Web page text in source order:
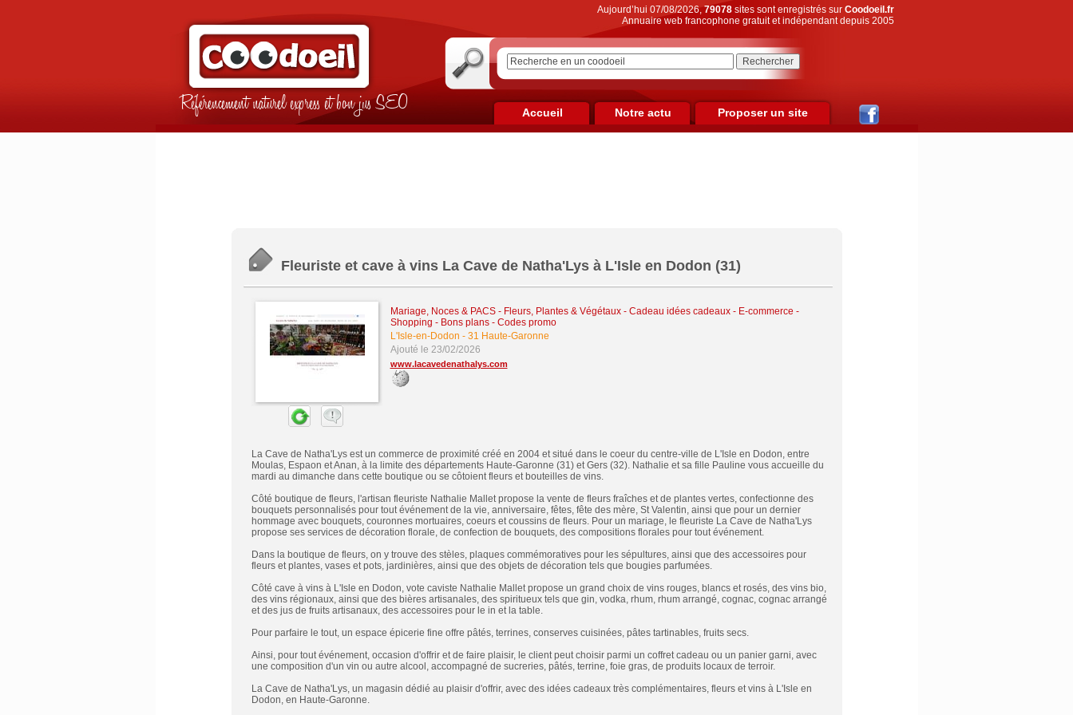
Référencement naturel express et bon jus SEO
Aujourd’hui 07/08/2026,79078sites sont enregistrés sur Coodoeil.fr
Annuaire web francophone gratuit et indépendant depuis 2005
Accueil Notre actu Proposer un site
Fleuriste et cave à vins La Cave de Natha'Lys à L'Isle en Dodon (31)
Mariage, Noces & PACS- Fleurs, Plantes & Végétaux- Cadeau idées cadeaux- E-commerce -
Shopping - Bons plans - Codes promo
L'Isle-en-Dodon - 31 Haute-Garonne
Ajouté le 23/02/2026
www.lacavedenathalys.com
La Cave de Natha'Lys est un commerce de proximité créé en 2004 et situé dans le coeur du centre-ville de L'Isle en Dodon, entre
Moulas, Espaon et Anan, à la limite des départements Haute-Garonne (31) et Gers (32). Nathalie et sa fille Pauline vous accueille du
mardi au dimanche dans cette boutique ou se côtoient fleurs et bouteilles de vins.
Côté boutique de fleurs, l'artisan fleuriste Nathalie Mallet propose la vente de fleurs fraîches et de plantes vertes, confectionne des
bouquets personnalisés pour tout événement de la vie, anniversaire, fêtes, fête des mère, St Valentin, ainsi que pour un dernier
hommage avec bouquets, couronnes mortuaires, coeurs et coussins de fleurs. Pour un mariage, le fleuriste La Cave de Natha'Lys
propose ses services de décoration florale, de confection de bouquets, des compositions florales pour tout événement.
Dans la boutique de fleurs, on y trouve des stèles, plaques commémoratives pour les sépultures, ainsi que des accessoires pour
fleurs et plantes, vases et pots, jardinières, ainsi que des objets de décoration tels que bougies parfumées.
Côté cave à vins à L'Isle en Dodon, vote caviste Nathalie Mallet propose un grand choix de vins rouges, blancs et rosés, des vins bio,
des vins régionaux, ainsi que des bières artisanales, des spiritueux tels que gin, vodka, rhum, rhum arrangé, cognac, cognac arrangé
et des jus de fruits artisanaux, des accessoires pour le in et la table.
Pour parfaire le tout, un espace épicerie fine offre pâtés, terrines, conserves cuisinées, pâtes tartinables, fruits secs.
Ainsi, pour tout événement, occasion d'offrir et de faire plaisir, le client peut choisir parmi un coffret cadeau ou un panier garni, avec
une composition d'un vin ou autre alcool, accompagné de sucreries, pâtés, terrine, foie gras, de produits locaux de terroir.
La Cave de Natha'Lys, un magasin dédié au plaisir d'offrir, avec des idées cadeaux très complémentaires, fleurs et vins à L'Isle en
Dodon, en Haute-Garonne.